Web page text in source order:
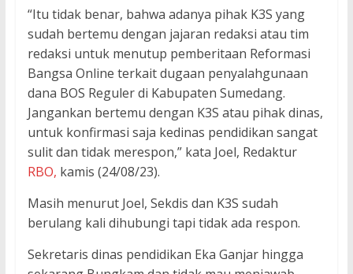
“Itu tidak benar, bahwa adanya pihak K3S yang
sudah bertemu dengan jajaran redaksi atau tim
redaksi untuk menutup pemberitaan Reformasi
Bangsa Online terkait dugaan penyalahgunaan
dana BOS Reguler di Kabupaten Sumedang.
Jangankan bertemu dengan K3S atau pihak dinas,
untuk konfirmasi saja kedinas pendidikan sangat
sulit dan tidak merespon,” kata Joel, Redaktur
RBO, kamis (24/08/23).
Masih menurut Joel, Sekdis dan K3S sudah
berulang kali dihubungi tapi tidak ada respon.
Sekretaris dinas pendidikan Eka Ganjar hingga